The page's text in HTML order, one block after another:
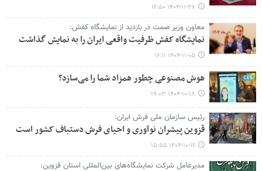
۱۴۰۴-۱۱-۲۷ ۱۶:۵۰
معاون وزیر صمت در بازدید از نمایشگاه کفش:
نمایشگاه کفش ظرفیت واقعی ایران را به نمایش گذاشت
۱۴۰۴-۱۱-۰۵ ۱۶:۱۱
هوش مصنوعی چطور همزاد شما را می‌سازد؟
۱۴۰۴-۱۰-۱۸ ۱۹:۰۳
رئیس سازمان ملی فرش ایران:
قزوین پیشران نوآوری و احیای فرش دستباف کشور است
۱۴۰۴-۱۰-۱۶ ۱۵:۵۵
مدیرعامل شرکت نمایشگاه‌های بین‌المللی استان قزوین: